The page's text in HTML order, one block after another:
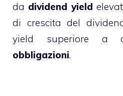
da dividend yield
di crescita del
yield superiore a
obbligazioni.